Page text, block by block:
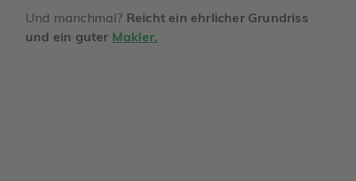
Und manchmal? Reicht ein ehrlicher Grundriss
und ein guter Makler.